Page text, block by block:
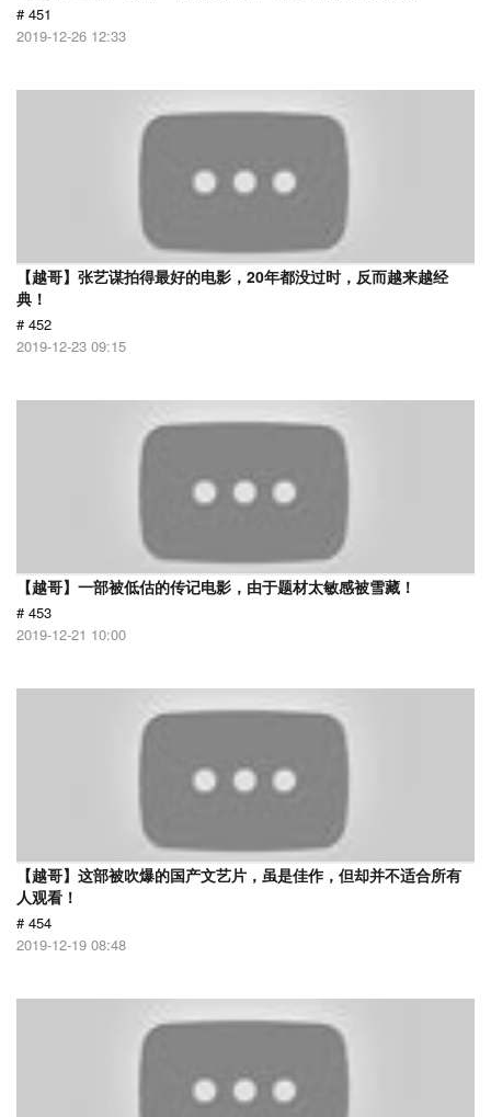
# 451
2019-12-26 12:33
【越哥】张艺谋拍得最好的电影，20年都没过时，反而越来越经
典！
# 452
2019-12-23 09:15
【越哥】一部被低估的传记电影，由于题材太敏感被雪藏！
# 453
2019-12-21 10:00
【越哥】这部被吹爆的国产文艺片，虽是佳作，但却并不适合所有
人观看！
# 454
2019-12-19 08:48